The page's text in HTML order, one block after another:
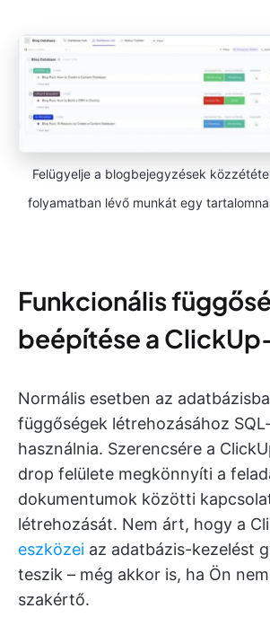
Felügyelje a blogbejegyzések
folyamatban lévő munkát egy
Funkcionális
beépítése a
Normális esetben az
függőségek létrehozásához
használnia. Szerencsére a
drop felülete megkönnyíti a
dokumentumok közötti
létrehozását. Nem árt, hogy a
eszközei az adatbázis-kezelést
teszik – még akkor is, ha Ön
szakértő.